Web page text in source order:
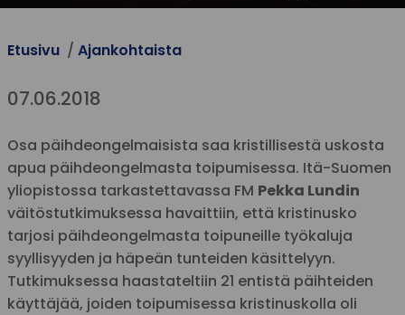
Etusivu Ajankohtaista
07.06.2018
Osa päihdeongelmaisista saa kristillisestä uskosta
apua päihdeongelmasta toipumisessa. Itä-Suomen
yliopistossa tarkastettavassa FM Pekka Lundin
väitöstutkimuksessa havaittiin, että kristinusko
tarjosi päihdeongelmasta toipuneille työkaluja
syyllisyyden ja häpeän tunteiden käsittelyyn.
Tutkimuksessa haastateltiin 21 entistä päihteiden
käyttäjää, joiden toipumisessa kristinuskolla oli